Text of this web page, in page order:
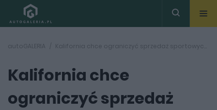
autoGALERIA Kalifornia chce ograniczyć sprzedaż sportowych opon. Kierowcy mówią o "zamachu na motoryzacyjną pasję"
Kalifornia chce
ograniczyć sprzedaż